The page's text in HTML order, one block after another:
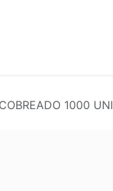
1000 UNI